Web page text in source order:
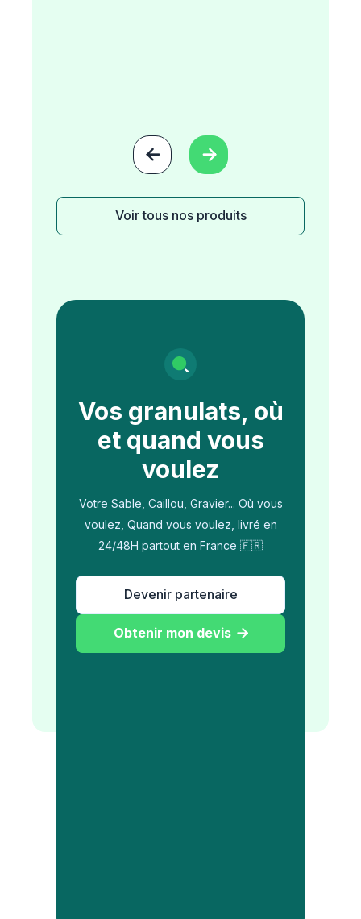
 
Voir tous nos produits
Vos granulats, où
et quand vous
voulez
Votre Sable, Caillou, Gravier... Où vous
voulez, Quand vous voulez, livré en
24/48H partout en France 🇫🇷
Devenir partenaire
Obtenir mon devis 